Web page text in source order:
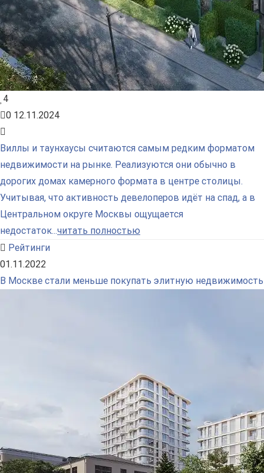
4
0 12.11.2024
Виллы и таунхаусы считаются самым редким форматом
недвижимости на рынке. Реализуются они обычно в
дорогих домах камерного формата в центре столицы.
Учитывая, что активность девелоперов идёт на спад, а в
Центральном округе Москвы ощущается
недостаток...читать полностью
Рейтинги
01.11.2022
В Москве стали меньше покупать элитную недвижимость